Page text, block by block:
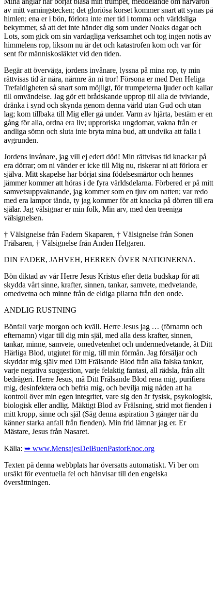
av mitt varningstecken; det gloriösa korset kommer snart att synas på
himlen; ena er i bön, förlora inte mer tid i tomma och världsliga
bekymmer, så att det inte händer dig som under Noaks dagar och
Lots, som gick om sin vardagliga verksamhet och tog ingen notis av
himmelens rop, liksom nu är det och katastrofen kom och var för
sent för människosläktet vid den tiden.
Begär att överväga, jordens invånare, lyssna på mina rop, ty min
rättvisas tid är nära, närmre än ni tror! Försona er med Den Heliga
Trefaldigheten så snart som möjligt, för trumpeterna ljuder och kallar
till omvändelse. Jag gör ett brådskande upprop till alla de tvivlande,
dränka i synd och skynda genom denna värld utan Gud och utan
lag; kom tillbaka till Mig eller gå under. Varm av hjärta, bestäm er en
gång för alla, ordna era liv; upproriska ungdomar, vakna från er
andliga sömn och sluta inte bryta mina bud, att undvika att falla i
avgrunden.
Jordens invånare, jag vill ej edert död! Min rättvisas tid knackar på
era dörrar; om ni vänder er icke till Mig nu, riskerar ni att förlora er
själva. Mitt skapelse har börjat sina födelsesmärtor och hennes
jämmer kommer att höras i de fyra världsdelarna. Förbered er på mitt
samvetsuppvaknande, jag kommer som en tjuv om natten; var redo
med era lampor tända, ty jag kommer för att knacka på dörren till era
själar. Jag välsignar er min folk, Min arv, med den treeniga
välsignelsen.
† Välsignelse från Fadern Skaparen, † Välsignelse från Sonen
Frälsaren, † Välsignelse från Anden Helgaren.
DIN FADER, JAHVEH, HERREN ÖVER NATIONERNA.
Bön diktad av vår Herre Jesus Kristus efter detta budskap för att
skydda vårt sinne, krafter, sinnen, tankar, samvete, medvetande,
omedvetna och minne från de eldiga pilarna från den onde.
ANDLIG RUSTNING
Bönfall varje morgon och kväll. Herre Jesus jag … (förnamn och
efternamn) vigar till dig min själ, med alla dess krafter, sinnen,
tankar, minne, samvete, omedvetenhet och undermedvetande, åt Ditt
Härliga Blod, utgjutet för mig, till min förmån. Jag försäljar och
skyddar mig själv med Ditt Frälsande Blod från alla falska tankar,
varje negativa suggestion, varje felaktig fantasi, all rädsla, från allt
bedrägeri. Herre Jesus, må Ditt Frälsande Blod rena mig, purifiera
mig, desinfektera och befria mig, och bevilja mig nåden att ha
kontroll över min egen integritet, vare sig den är fysisk, psykologisk,
biologisk eller andlig. Mäktigt Blod av Frälsning, strid mot fienden i
mitt kropp, sinne och själ (Säg denna aspiration 3 gånger när du
känner starka anfall från fienden). Min frid lämnar jag er. Er
Mästare, Jesus från Nasaret.
Källa: ➥ www.MensajesDelBuenPastorEnoc.org
Texten på denna webbplats har översatts automatiskt. Vi ber om
ursäkt för eventuella fel och hänvisar till den engelska
översättningen.